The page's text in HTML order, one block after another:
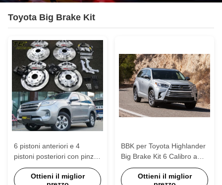
Toyota Big Brake Kit
6 pistoni anteriori e 4
pistoni posteriori con pinza
di freno E BBK sistema di
freno automatico Per
Ottieni il miglior
BBK per Toyota Highlander
Big Brake Kit 6 Calibro a
pistoni con rotore da
355*32mmOttieni il miglior